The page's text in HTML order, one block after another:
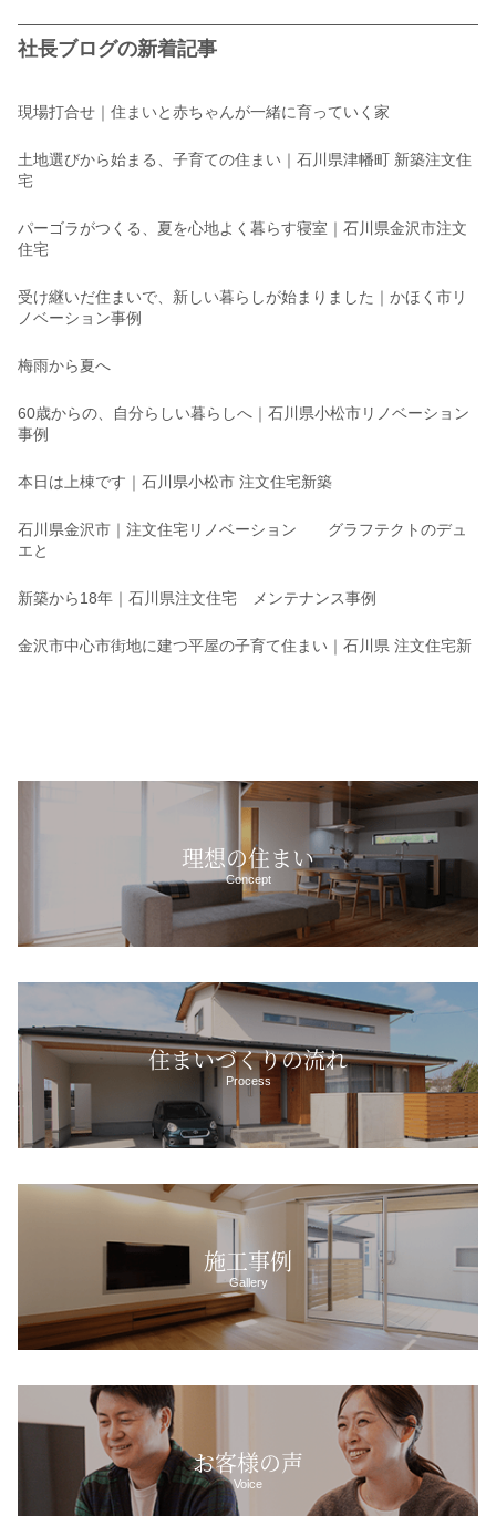
社長ブログの新着記事
現場打合せ｜住まいと赤ちゃんが一緒に育っていく家
土地選びから始まる、子育ての住まい｜石川県津幡町 新築注文住
宅
パーゴラがつくる、夏を心地よく暮らす寝室｜石川県金沢市注文
住宅
受け継いだ住まいで、新しい暮らしが始まりました｜かほく市リ
ノベーション事例
梅雨から夏へ
60歳からの、自分らしい暮らしへ｜石川県小松市リノベーション
事例
本日は上棟です｜石川県小松市 注文住宅新築
石川県金沢市｜注文住宅リノベーション グラフテクトのデュ
エと
新築から18年｜石川県注文住宅 メンテナンス事例
金沢市中心市街地に建つ平屋の子育て住まい｜石川県 注文住宅新
理想の住まい
Concept
住まいづくりの流れ
Process
施工事例
Gallery
お客様の声
Voice